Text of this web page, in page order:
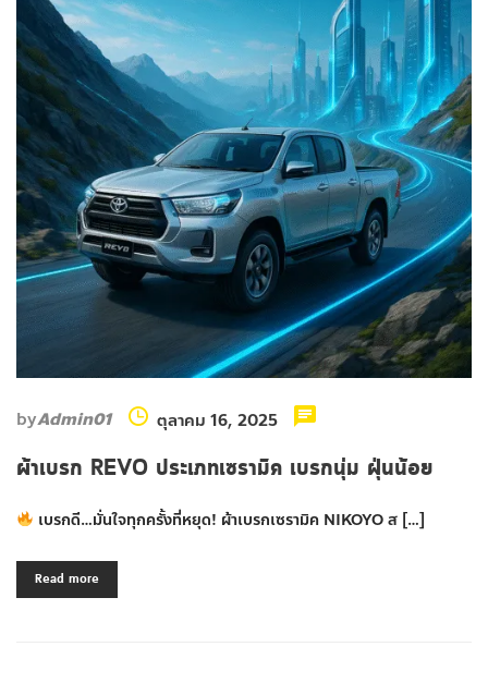
byAdmin01 ตุลาคม 16, 2025
ผ้าเบรก REVO ประเภทเซรามิค เบรกนุ่ม ฝุ่นน้อย
เบรกดี…มั่นใจทุกครั้งที่หยุด! ผ้าเบรกเซรามิค NIKOYO ส […]
Read more